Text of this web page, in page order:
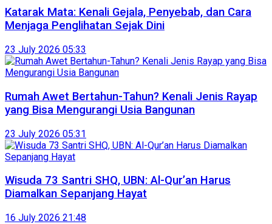
Katarak Mata: Kenali Gejala, Penyebab, dan Cara
Menjaga Penglihatan Sejak Dini
23 July 2026 05:33
Rumah Awet Bertahun-Tahun? Kenali Jenis Rayap
yang Bisa Mengurangi Usia Bangunan
23 July 2026 05:31
Wisuda 73 Santri SHQ, UBN: Al-Qur’an Harus
Diamalkan Sepanjang Hayat
16 July 2026 21:48